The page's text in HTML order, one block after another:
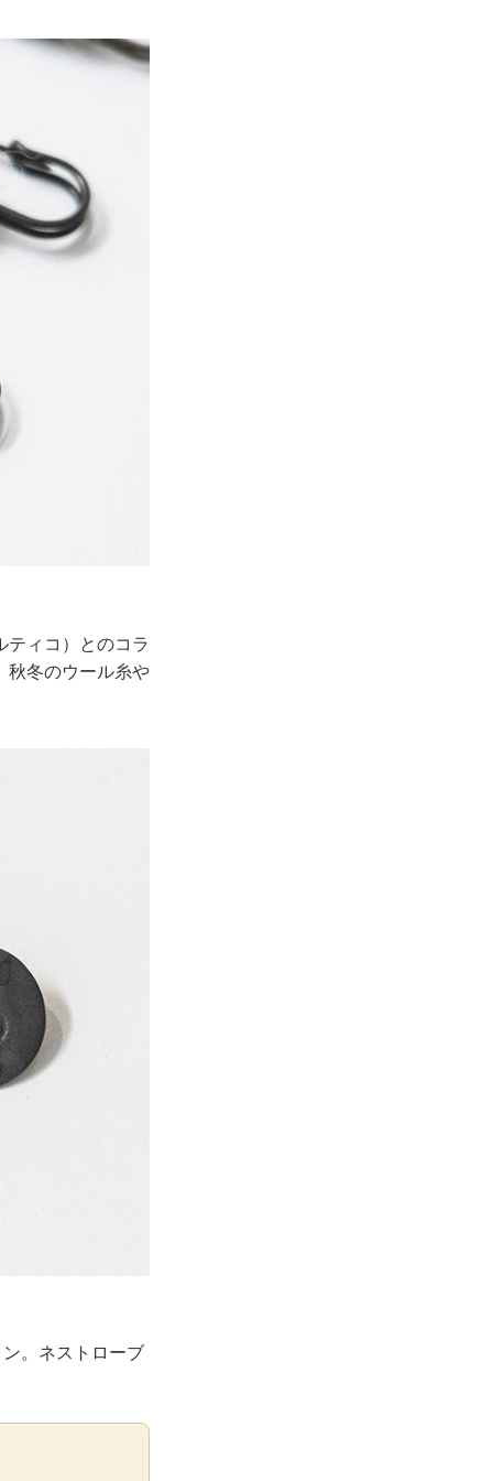
ティコ）とのコラ
秋冬のウール糸や
。ネストローブ